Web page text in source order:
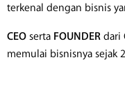
terkenal dengan bisnis
CEO serta FOUNDER dari
memulai bisnisnya sejak